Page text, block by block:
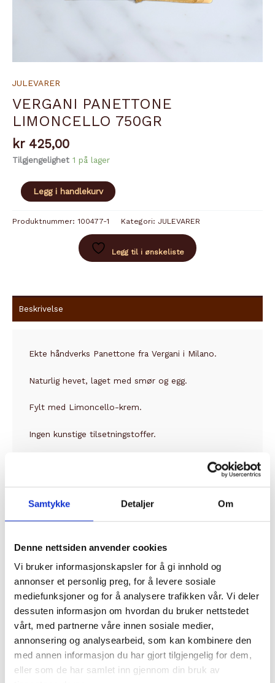
Samtykke Detaljer Om
Denne nettsiden anvender cookies
Vi bruker informasjonskapsler for å gi innhold og
annonser et personlig preg, for å levere sosiale
mediefunksjoner og for å analysere trafikken vår. Vi deler
dessuten informasjon om hvordan du bruker nettstedet
vårt, med partnerne våre innen sosiale medier,
annonsering og analysearbeid, som kan kombinere den
med annen informasjon du har gjort tilgjengelig for dem,
eller som de har samlet inn gjennom din bruk av
JULEVARER
VERGANI PANETTONE
LIMONCELLO 750GR
kr425,00
Tilgjengelighet 1 på lager
VERGANI
PANETTONE
Legg i handlekurv
Produktnummer: 100477-1 Kategori: JULEVARER
Legg til i ønskeliste
Beskrivelse
Ekte håndverks Panettone fra Vergani i Milano.
Naturlig hevet, laget med smør og egg.
Fylt med Limoncello-krem.
Ingen kunstige tilsetningstoffer.
Relaterte produkter
IKKE PÅ LAGER
JULEVARER JULEVARER